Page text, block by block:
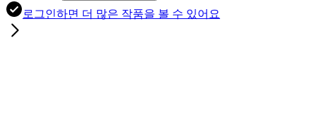
로그인하면 더 많은 작품을 볼 수 있어요